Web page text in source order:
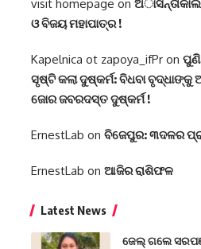
visit homepage on ଅାସନ୍ତାକାଲି
ଓ ବିଜୟ ମହାପାତ୍ର !
Kapelnica ot zapoya_ifPr on ପୁଣି
ସୃଷ୍ଟି କଲା ଦୁଷ୍କର୍ମ: ବିଧବା ବୃଦ୍ଧାଙ୍କୁ
ଜୋର ଜବରଦସ୍ତ ଦୁଷ୍କର୍ମ !
ErnestLab on ବିଜେପୁର: ୩ଦଳର
ErnestLab on ଆଜିର ରାଶିଫଳ
Latest News
ଜେଲ୍ ଗଲେ